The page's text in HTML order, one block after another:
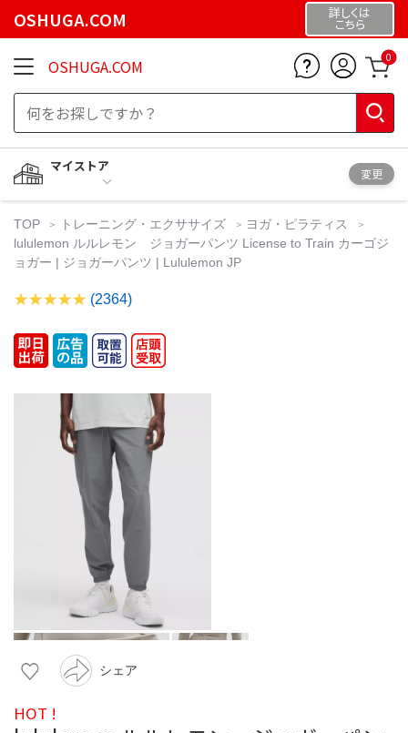
OSHUGA.COM 詳しくは
こちら
OSHUGA.COM 0
マイストア
変更
TOP トレーニング・エクササイズ
ヨガ・ピラティス
lululemon ルルレモン ジョガーパンツ License to Train カーゴジ
ョガー | ジョガーパンツ | Lululemon JP
(2364)
シェア
HOT !